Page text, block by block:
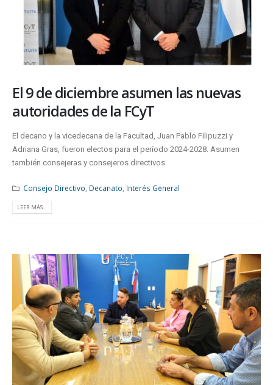
El 9 de diciembre asumen las nuevas
autoridades de la FCyT
El decano y la vicedecana de la Facultad, Juan Pablo Filipuzzi y
Adriana Gras, fueron electos para el período 2024-2028. Asumen
también consejeras y consejeros directivos.
Consejo Directivo Decanato Interés General
LEER MÁS...